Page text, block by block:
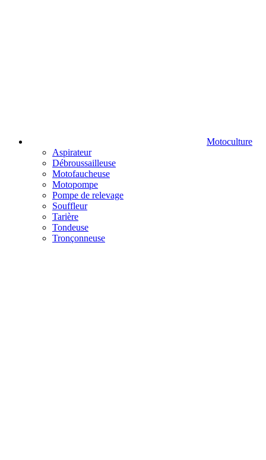
Motoculture
Aspirateur
Débroussailleuse
Motofaucheuse
Motopompe
Pompe de relevage
Souffleur
Tarière
Tondeuse
Tronçonneuse